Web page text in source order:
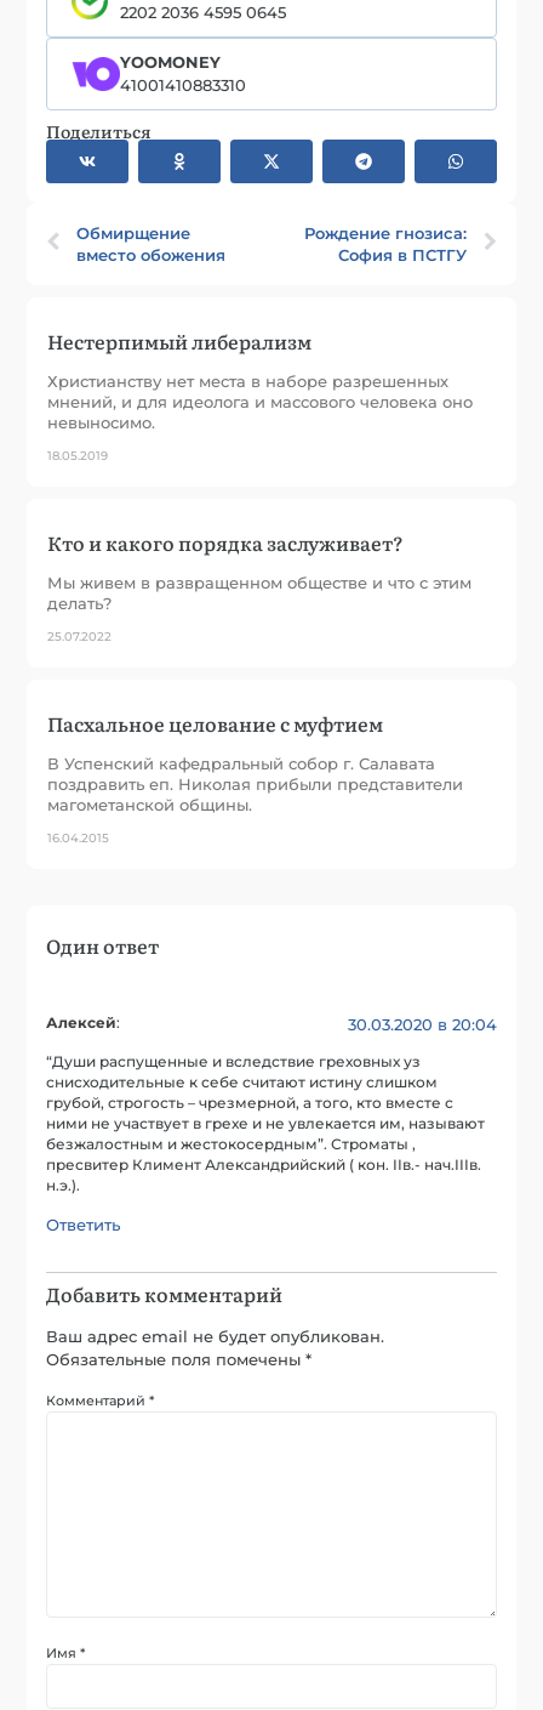
2202 2036 4595 0645
YOOMONEY
41001410883310
Поделиться
Обмирщение
вместо обожения
Рождение гнозиса:
София в ПСТГУ
Нестерпимый либерализм
Христианству нет места в наборе разрешенных
мнений, и для идеолога и массового человека оно
невыносимо.
18.05.2019
Кто и какого порядка заслуживает?
Мы живем в развращенном обществе и что с этим
делать?
25.07.2022
Пасхальное целование с муфтием
В Успенский кафедральный собор г. Салавата
поздравить еп. Николая прибыли представители
магометанской общины.
16.04.2015
Один ответ
Алексей: 30.03.2020 в 20:04
“Души распущенные и вследствие греховных уз
снисходительные к себе считают истину слишком
грубой, строгость – чрезмерной, а того, кто вместе с
ними не участвует в грехе и не увлекается им, называют
безжалостным и жестокосердным”. Строматы ,
пресвитер Климент Александрийский ( кон. IIв.- нач.IIIв.
н.э.).
Ответить
Добавить комментарий
Ваш адрес email не будет опубликован.
Обязательные поля помечены*
Комментарий*
Имя*